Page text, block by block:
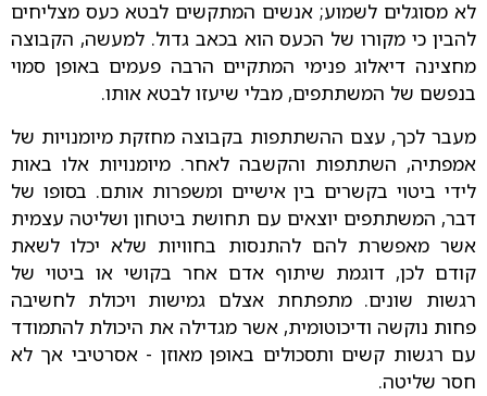
לא מסוגלים לשמוע; אנשים המתקשים לבטא כעס מצליחים
להבין כי מקורו של הכעס הוא בכאב גדול. למעשה, הקבוצה
מחצינה דיאלוג פנימי המתקיים הרבה פעמים באופן סמוי
בנפשם של המשתתפים, מבלי שיעזו לבטא אותו.
מעבר לכך, עצם ההשתתפות בקבוצה מחזקת מיומנויות של
אמפתיה, השתתפות והקשבה לאחר. מיומנויות אלו באות
לידי ביטוי בקשרים בין אישיים ומשפרות אותם. בסופו של
דבר, המשתתפים יוצאים עם תחושת ביטחון ושליטה עצמית
אשר מאפשרת להם להתנסות בחוויות שלא יכלו לשאת
קודם לכן, דוגמת שיתוף אדם אחר בקושי או ביטוי של
רגשות שונים. מתפתחת אצלם גמישות ויכולת לחשיבה
פחות נוקשה ודיכוטומית, אשר מגדילה את היכולת להתמודד
עם רגשות קשים ותסכולים באופן מאוזן - אסרטיבי אך לא
חסר שליטה.